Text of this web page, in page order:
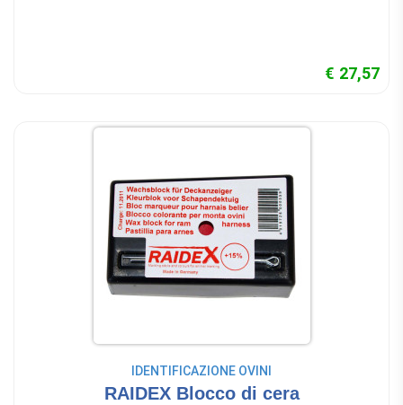
€ 27,57
IDENTIFICAZIONE OVINI
RAIDEX Blocco di cera